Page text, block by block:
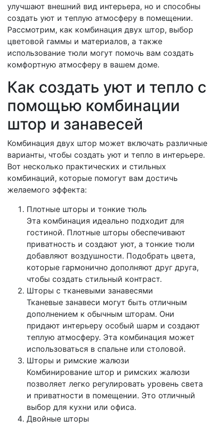
улучшают внешний вид интерьера, но и способны
создать уют и теплую атмосферу в помещении.
Рассмотрим, как комбинация двух штор, выбор
цветовой гаммы и материалов, а также
использование тюли могут помочь вам создать
комфортную атмосферу в вашем доме.
Как создать уют и тепло с
помощью комбинации
штор и занавесей
Комбинация двух штор может включать различные
варианты, чтобы создать уют и тепло в интерьере.
Вот несколько практических и стильных
комбинаций, которые помогут вам достичь
желаемого эффекта:
Плотные шторы и тонкие тюль
Эта комбинация идеально подходит для
гостиной. Плотные шторы обеспечивают
приватность и создают уют, а тонкие тюли
добавляют воздушности. Подобрать цвета,
которые гармонично дополняют друг друга,
чтобы создать стильный контраст.
Шторы с тканевыми занавесями
Тканевые занавеси могут быть отличным
дополнением к обычным шторам. Они
придают интерьеру особый шарм и создают
теплую атмосферу. Эта комбинация может
использоваться в спальне или столовой.
Шторы и римские жалюзи
Комбинирование штор и римских жалюзи
позволяет легко регулировать уровень света
и приватности в помещении. Это отличный
выбор для кухни или офиса.
Двойные шторы